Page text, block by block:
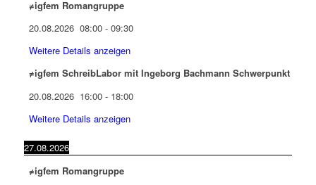
≠igfem Romangruppe
20.08.2026 08:00- 09:30
Weitere Details anzeigen
≠igfem SchreibLabor mit Ingeborg Bachmann Schwerpunkt
20.08.2026 16:00- 18:00
Weitere Details anzeigen
27.08.2026
≠igfem Romangruppe